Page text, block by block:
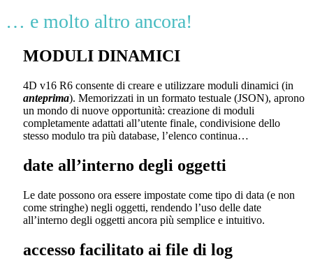
… e molto altro ancora!
MODULI DINAMICI
4D v16 R6 consente di creare e utilizzare moduli dinamici (in
anteprima). Memorizzati in un formato testuale (JSON), aprono
un mondo di nuove opportunità: creazione di moduli
completamente adattati all’utente finale, condivisione dello
stesso modulo tra più database, l’elenco continua…
date all’interno degli oggetti
Le date possono ora essere impostate come tipo di data (e non
come stringhe) negli oggetti, rendendo l’uso delle date
all’interno degli oggetti ancora più semplice e intuitivo.
accesso facilitato ai file di log